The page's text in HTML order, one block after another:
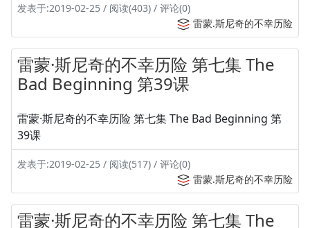
发表于:2019-02-25 / 阅读(403) / 评论(0)
雷蒙.斯尼奇的不幸历险
雷蒙·斯尼奇的不幸历险 第七集 The
Bad Beginning 第39课
雷蒙·斯尼奇的不幸历险 第七集 The Bad Beginning 第
39课
发表于:2019-02-25 / 阅读(517) / 评论(0)
雷蒙.斯尼奇的不幸历险
雷蒙·斯尼奇的不幸历险 第七集 The